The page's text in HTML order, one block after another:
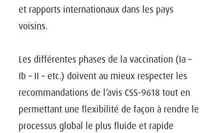
et rapports internationaux dans les pays
voisins.
Les différentes phases de la vaccination (Ia –
Ib – II – etc.) doivent au mieux respecter les
recommandations de l’avis CSS-9618 tout en
permettant une flexibilité de façon à rendre le
processus global le plus fluide et rapide